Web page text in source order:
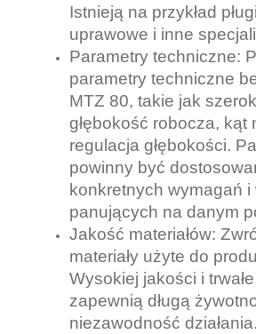
Istnieją na przykład
uprawowe i inne
Parametry techniczne:
parametry techniczne
MTZ 80, takie jak
głębokość robocza, kąt
regulacja głębokości.
powinny być
konkretnych wymagań
panujących na danym
Jakość materiałów:
materiały użyte do
Wysokiej jakości i
zapewnią długą
niezawodność działania.